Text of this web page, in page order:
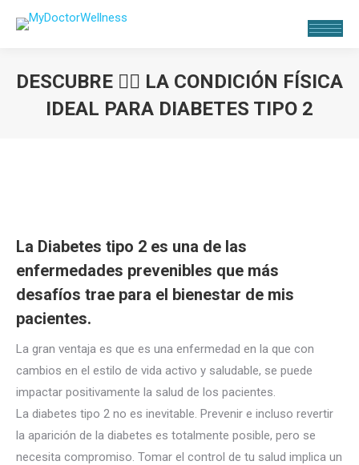
DESCUBRE 👉🏻 LA CONDICIÓN FÍSICA
IDEAL PARA DIABETES TIPO 2
La Diabetes tipo 2 es una de las
enfermedades prevenibles que más
desafíos trae para el bienestar de mis
pacientes.
La gran ventaja es que es una enfermedad en la que con
cambios en el estilo de vida activo y saludable, se puede
impactar positivamente la salud de los pacientes.
La diabetes tipo 2 no es inevitable. Prevenir e incluso revertir
la aparición de la diabetes es totalmente posible, pero se
necesita compromiso. Tomar el control de tu salud implica un